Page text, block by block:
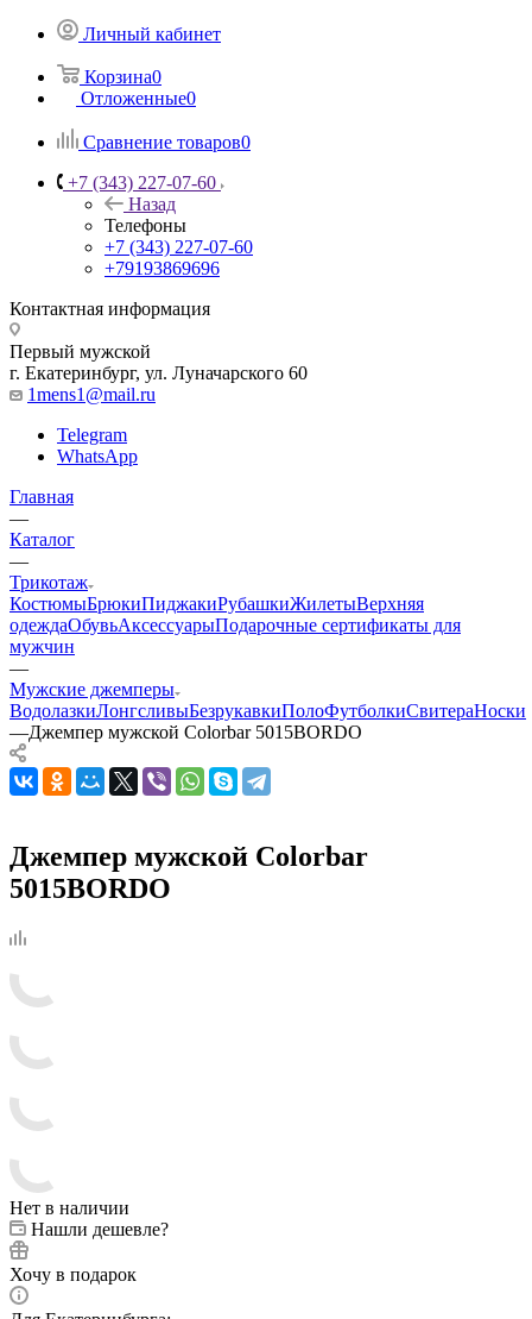
Личный кабинет
Корзина0
Отложенные0
Сравнение товаров0
+7 (343) 227-07-60
Назад
Телефоны
+7 (343) 227-07-60
+79193869696
Контактная информация
Первый мужской
г. Екатеринбург, ул. Луначарского 60
1mens1@mail.ru
Telegram
WhatsApp
Главная
—
Каталог
—
Трикотаж
КостюмыБрюкиПиджакиРубашкиЖилетыВерхняя
одеждаОбувьАксессуарыПодарочные сертификаты для
мужчин
—
Мужские джемперы
ВодолазкиЛонгсливыБезрукавкиПолоФутболкиСвитераНоски
—Джемпер мужской Colorbar 5015BORDO
Джемпер мужской Colorbar
5015BORDO
Нет в наличии
Нашли дешевле?
Хочу в подарок